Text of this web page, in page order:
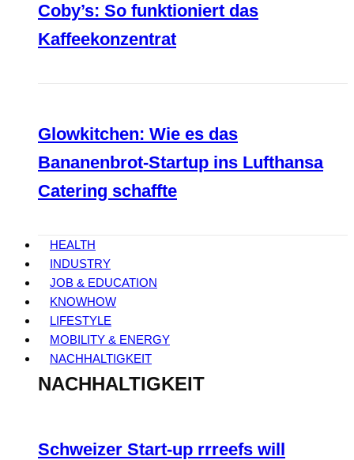
Coby’s: So funktioniert das
Kaffeekonzentrat
Glowkitchen: Wie es das
Bananenbrot-Startup ins Lufthansa
Catering schaffte
HEALTH
INDUSTRY
JOB & EDUCATION
KNOWHOW
LIFESTYLE
MOBILITY & ENERGY
NACHHALTIGKEIT
NACHHALTIGKEIT
Schweizer Start-up rrreefs will